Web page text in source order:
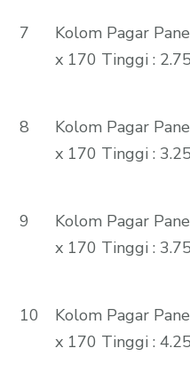
7
Kolom Pagar
x 170 Tinggi :
8
Kolom Pagar
x 170 Tinggi :
9
Kolom Pagar
x 170 Tinggi :
10
Kolom Pagar
x 170 Tinggi :